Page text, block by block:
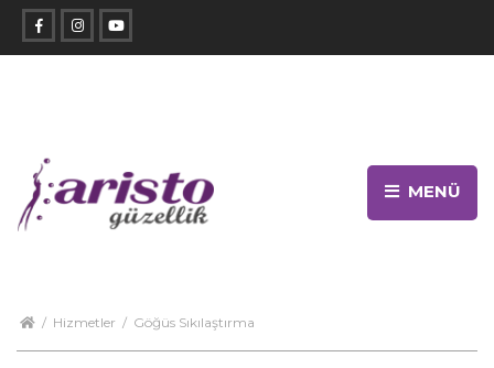
MENÜ
/ Hizmetler / Göğüs Sıkılaştırma